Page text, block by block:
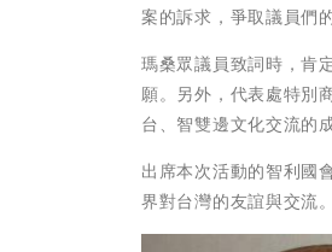
案的訴求，爭取議員們
瑪桑眾議員致詞時，肯
願。另外，代表處特別
台、智雙邊文化交流的
出席本次活動的智利國
界對台灣的友誼與交流。